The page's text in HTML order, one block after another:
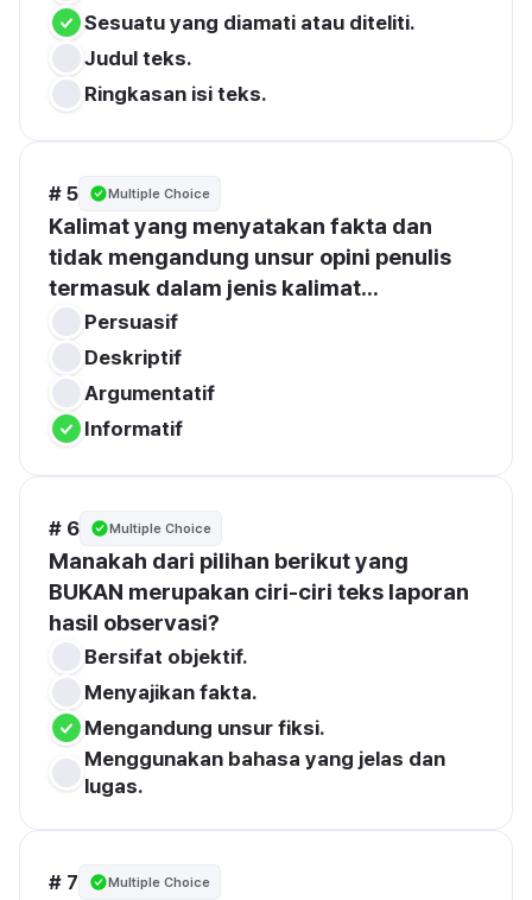
Sesuatu yang diamati atau diteliti.
Judul teks.
Ringkasan isi teks.
# 5 Multiple Choice
Kalimat yang menyatakan fakta dan
tidak mengandung unsur opini penulis
termasuk dalam jenis kalimat...
Persuasif
Deskriptif
Argumentatif
Informatif
# 6 Multiple Choice
Manakah dari pilihan berikut yang
BUKAN merupakan ciri-ciri teks laporan
hasil observasi?
Bersifat objektif.
Menyajikan fakta.
Mengandung unsur fiksi.
Menggunakan bahasa yang jelas dan
lugas.
# 7 Multiple Choice